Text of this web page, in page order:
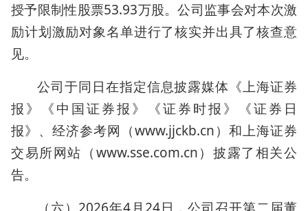
授予限制性股票53.93万股。公司监事会对本次激
励计划激励对象名单进行了核实并出具了核查意
见。
公司于同日在指定信息披露媒体《上海证券
报》《中国证券报》《证券时报》《证券日
报》、经济参考网（www.jjckb.cn）和上海证券
交易所网站（www.sse.com.cn）披露了相关公
告。